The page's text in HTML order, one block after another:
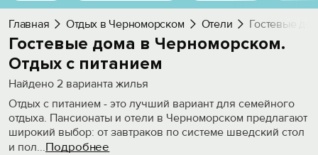
Добавить свой объект
Главная Отдых в Черноморском Отели Гостевые
Гостевые дома в Черноморском.
Отдых с питанием
Найдено 2 варианта жилья
Отдых с питанием - это лучший вариант для семейного
отдыха. Пансионаты и отели в Черноморском предлагают
широкий выбор: от завтраков по системе шведский стол
и пол...Подробнее